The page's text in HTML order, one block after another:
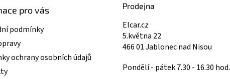
pro vás
podmínky
ochrany osobních údajů
Prodejna
Elcar.cz
5.května 22
466 01 Jablonec nad Nisou
Pondělí - pátek 7.30 - 16.30 hod.